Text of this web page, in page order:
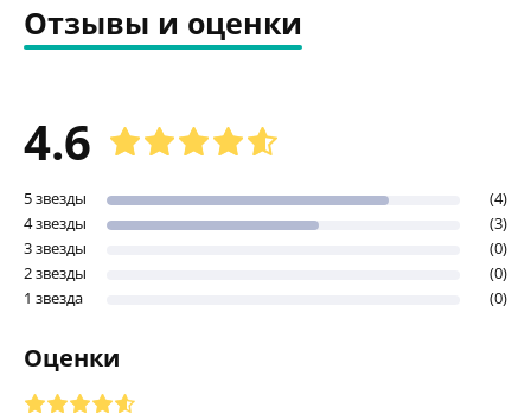
Отзывы и оценки
4.6
5 звезды
(4)
4 звезды
(3)
3 звезды
(0)
2 звезды
(0)
1 звезда
(0)
Оценки